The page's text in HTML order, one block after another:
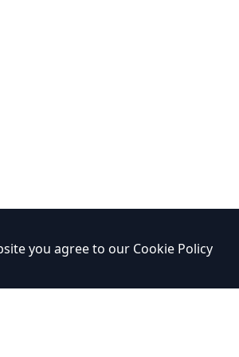
you agree to our Cookie Policy